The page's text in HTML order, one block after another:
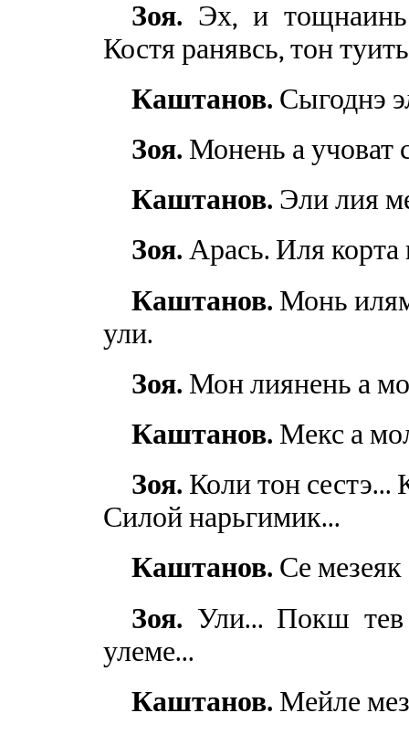
Зоя. Эх, и
Костя ранявсь, тон
Каштанов. Сыгоднэ
Зоя. Монень а учоват
Каштанов. Эли лия
Зоя. Арась. Иля корта
Каштанов. Монь
ули.
Зоя. Мон лиянень а
Каштанов. Мекс а
Зоя. Коли тон сестэ...
Силой нарьгимик...
Каштанов. Се мезеяк
Зоя. Ули... Покш
улеме...
Каштанов. Мейле